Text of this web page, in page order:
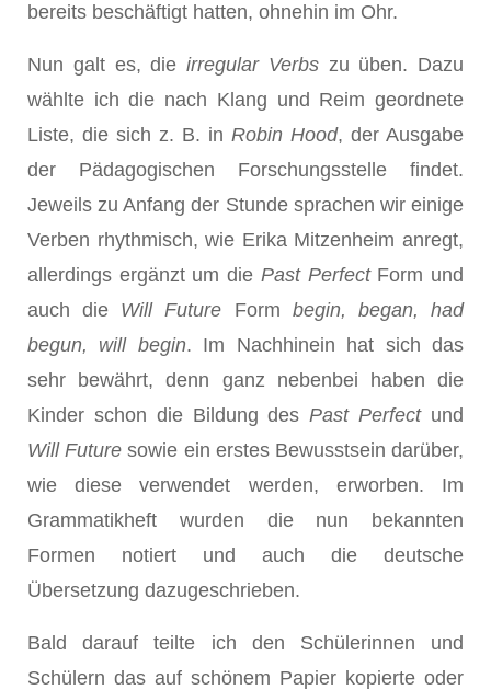
bereits beschäftigt hatten, ohnehin im Ohr.
Nun galt es, die irregular Verbszu üben. Dazu
wählte ich die nach Klang und Reim geordnete
Liste, die sich z. B. in Robin Hood, der Ausgabe
der Pädagogischen Forschungsstelle findet.
Jeweils zu Anfang der Stunde sprachen wir einige
Verben rhythmisch, wie Erika Mitzenheim anregt,
allerdings ergänzt um die Past PerfectForm und
auch die Will Future Form begin, began, had
begun, will begin. Im Nachhinein hat sich das
sehr bewährt, denn ganz nebenbei haben die
Kinder schon die Bildung desPast Perfectund
Will Future sowie ein erstes Bewusstsein darüber,
wie diese verwendet werden, erworben. Im
Grammatikheft wurden die nun bekannten
Formen notiert und auch die deutsche
Übersetzung dazugeschrieben.
Bald darauf teilte ich den Schülerinnen und
Schülern das auf schönem Papier kopierte oder